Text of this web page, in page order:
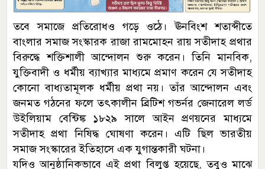
তবে সমাজে প্রতিরোধও গড়ে ওঠে। ঊনবিংশ শতাব্দীতে
বাংলার সমাজ সংস্কারক রাজা রামমোহন রায় সতীদাহ প্রথার
বিরুদ্ধে শক্তিশালী আন্দোলন শুরু করেন। তিনি মানবিক,
যুক্তিবাদী ও ধর্মীয় ব্যাখ্যার মাধ্যমে প্রমাণ করেন যে সতীদাহ
কোনো বাধ্যতামূলক ধর্মীয় প্রথা নয়। তাঁর আন্দোলন এবং
জনমত গঠনের ফলে তৎকালীন ব্রিটিশ গভর্নর জেনারেল লর্ড
উইলিয়াম বেন্টিঙ্ক ১৮২৯ সালে আইন প্রণয়নের মাধ্যমে
সতীদাহ প্রথা নিষিদ্ধ ঘোষণা করেন। এটি ছিল ভারতীয়
সমাজ সংস্কারের ইতিহাসে এক যুগান্তকারী ঘটনা।
যদিও আনুষ্ঠানিকভাবে এই প্রথা বিলুপ্ত হয়েছে, তবুও মাঝে